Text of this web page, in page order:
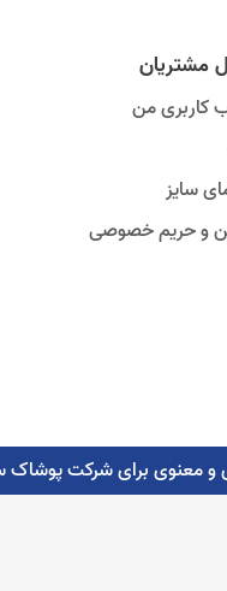
مشتریان
کاربری من
سایز
و حریم خصوصی